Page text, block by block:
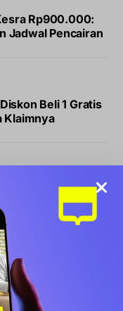
Rp900.000:
Jadwal Pencairan
Beli 1 Gratis
Klaimnya
Baker, Hattrick
Kamboja 5-1
Sanksi
Cara Ini Dulu